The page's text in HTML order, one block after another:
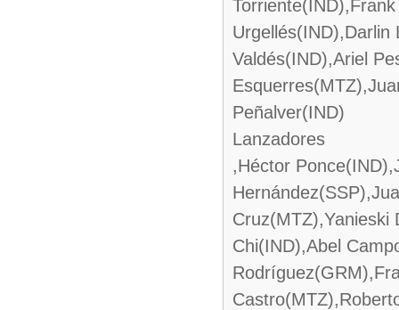
Urgellés(IND),Darlin
Valdés(IND),Ariel
Peñalver(IND)
Lanzadores
,Héctor
Cruz(MTZ),Yanieski
Chi(IND),Abel